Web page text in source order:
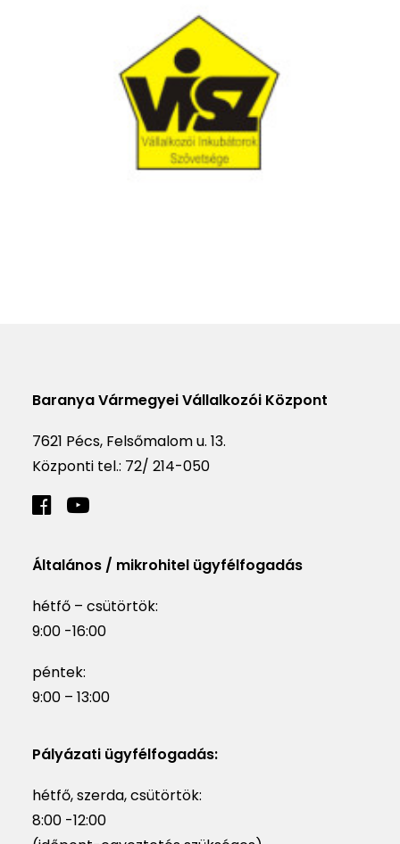
Baranya Vármegyei Vállalkozói Központ
7621 Pécs, Felsőmalom u. 13.
Központi tel.: 72/ 214-050
Általános / mikrohitel ügyfélfogadás
hétfő – csütörtök:
9:00 -16:00
péntek:
9:00 – 13:00
Pályázati ügyfélfogadás:
hétfő, szerda, csütörtök:
8:00 -12:00